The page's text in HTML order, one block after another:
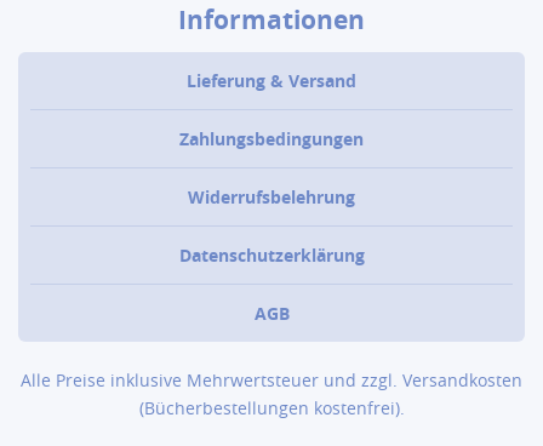
Informationen
Lieferung & Versand
Zahlungsbedingungen
Widerrufsbelehrung
Datenschutzerklärung
AGB
Alle Preise inklusive Mehrwertsteuer und zzgl. Versandkosten
(Bücher­bestellungen kostenfrei).